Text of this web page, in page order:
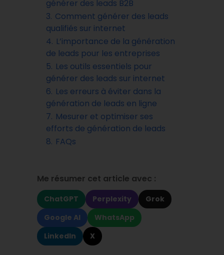
générer des leads B2B
3. Comment générer des leads
qualifiés sur internet
4. L’importance de la génération
de leads pour les entreprises
5. Les outils essentiels pour
générer des leads sur internet
6. Les erreurs à éviter dans la
génération de leads en ligne
7. Mesurer et optimiser ses
efforts de génération de leads
8. FAQs
Me résumer cet article avec :
ChatGPT Perplexity
Grok
Google AI
WhatsApp
LinkedIn
X